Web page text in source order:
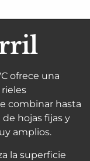
ofrece una
combinar hasta
hojas fijas y
amplios.
la superficie